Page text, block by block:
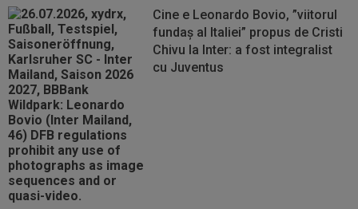
Cine e Leonardo Bovio, ”viitorul
fundaș al Italiei” propus de Cristi
Chivu la Inter: a fost integralist
cu Juventus